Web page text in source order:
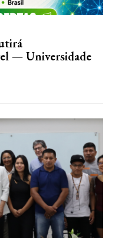
— Universidade